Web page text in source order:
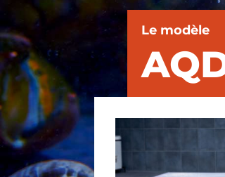
Le modèle